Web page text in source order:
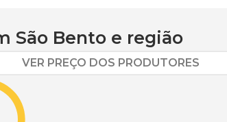
São Bento e região
VER PREÇO DOS PRODUTORES